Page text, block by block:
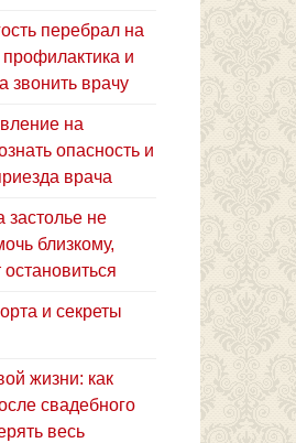
перебрал на
и
звонить врачу
на
опасность и
врача
застолье не
близкому,
и секреты
жизни: как
свадебного
весь